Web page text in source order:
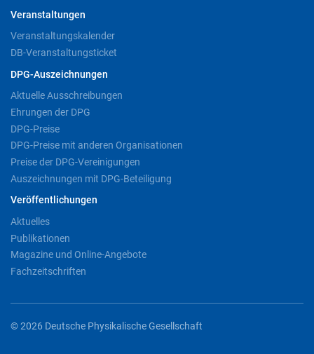
Veranstaltungen
Veranstaltungskalender
DB-Veranstaltungsticket
DPG-Auszeichnungen
Aktuelle Ausschreibungen
Ehrungen der DPG
DPG-Preise
DPG-Preise mit anderen Organisationen
Preise der DPG-Vereinigungen
Auszeichnungen mit DPG-Beteiligung
Veröffentlichungen
Aktuelles
Publikationen
Magazine und Online-Angebote
Fachzeitschriften
© 2026 Deutsche Physikalische Gesellschaft